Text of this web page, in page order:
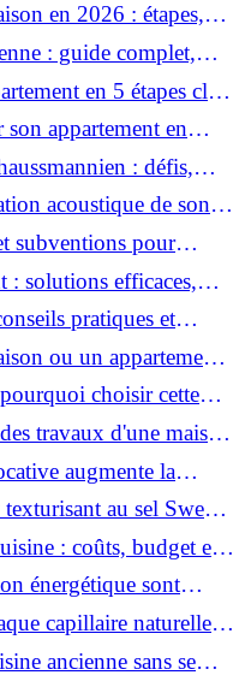
en 2026 : étapes,
: guide complet,
en 5 étapes clés
appartement en
: défis,
des prix
acoustique de son
subventions pour
2026 ?
: solutions efficaces,
pratiques et
ou un appartement
et astuces ?
choisir cette
?
travaux d'une maison
augmente la
?au sel Sweet
plage ?: coûts, budget et
énergétique sont
capillaire naturelle
ancienne sans se